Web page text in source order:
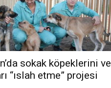
sokak köpeklerini ve
“ıslah etme” projesi